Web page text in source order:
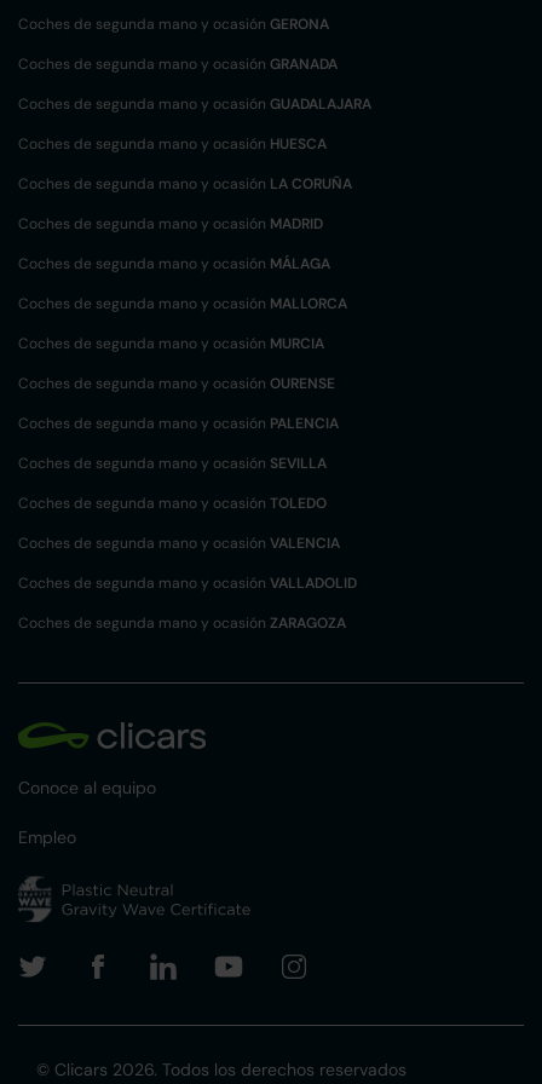
Coches de segunda mano y ocasión GERONA
Coches de segunda mano y ocasión GRANADA
Coches de segunda mano y ocasión GUADALAJARA
Coches de segunda mano y ocasión HUESCA
Coches de segunda mano y ocasión LA CORUÑA
Coches de segunda mano y ocasión MADRID
Coches de segunda mano y ocasión MÁLAGA
Coches de segunda mano y ocasión MALLORCA
Coches de segunda mano y ocasión MURCIA
Coches de segunda mano y ocasión OURENSE
Coches de segunda mano y ocasión PALENCIA
Coches de segunda mano y ocasión SEVILLA
Coches de segunda mano y ocasión TOLEDO
Coches de segunda mano y ocasión VALENCIA
Coches de segunda mano y ocasión VALLADOLID
Coches de segunda mano y ocasión ZARAGOZA
Conoce al equipo
Empleo
© Clicars 2026. Todos los derechos reservados